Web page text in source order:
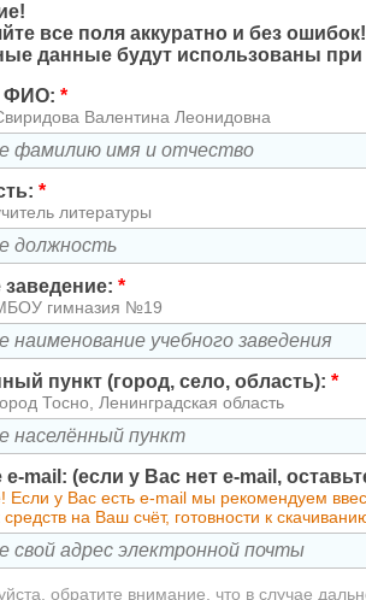
все поля аккуратно и без ошибок!
данные будут использованы
ФИО: *
Валентина Леонидовна
*
литературы
*
гимназия №19
пункт (город, село, область): *
Тосно, Ленинградская область
e-mail: (если у Вас нет e-mail,
Если у Вас есть e-mail мы рекомендуем
на Ваш счёт, готовности к
обратите внимание, что в случае